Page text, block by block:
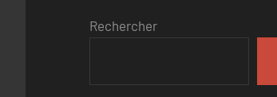
Rechercher